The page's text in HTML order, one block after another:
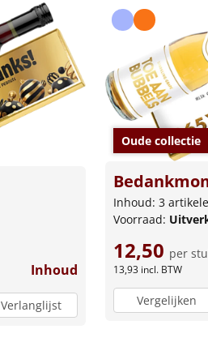
Inhoud
Verlanglijst
Oude collectie
Inhoud: 3
Voorraad:
12,50 per
13,93 incl. BTW
Vergelijken